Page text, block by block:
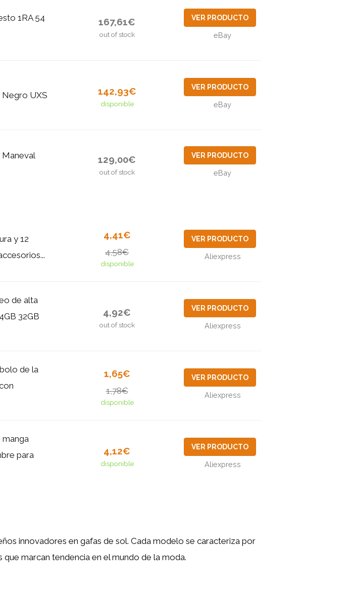
1RA 54
167,61€
out of stock
VER PRODUCTO
eBay
Negro UXS 142,93€
disponible
VER PRODUCTO
eBay
Maneval
129,00€
out of stock
VER PRODUCTO
eBay
y 12
4,41€
4,58€
disponible
VER PRODUCTO
Aliexpress
de alta
32GB
4,92€
out of stock
VER PRODUCTO
Aliexpress
de la
1,65€
1,78€
disponible
VER PRODUCTO
Aliexpress
manga
para
4,12€
disponible
VER PRODUCTO
Aliexpress
innovadores en gafas de sol. Cada modelo se caracteriza por
marcan tendencia en el mundo de la moda.